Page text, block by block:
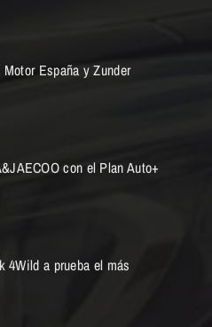
España y Zunder
con el Plan Auto+
4Wild a prueba el más